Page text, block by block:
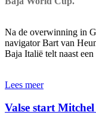
Na de overwinning in
navigator Bart van
Baja Italië telt naast
Lees meer
Valse start